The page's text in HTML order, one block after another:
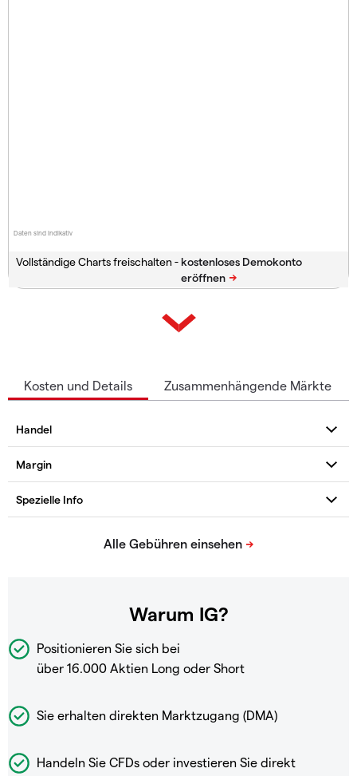
Daten sind indikativ
Vollständige Charts freischalten -
Kosten und Details Zusammenhängende Märkte
Warum IG?
Positionieren Sie sich bei
über 16.000 Aktien Long oder Short
Sie erhalten direkten Marktzugang (DMA)
Handeln Sie CFDs oder investieren Sie direkt